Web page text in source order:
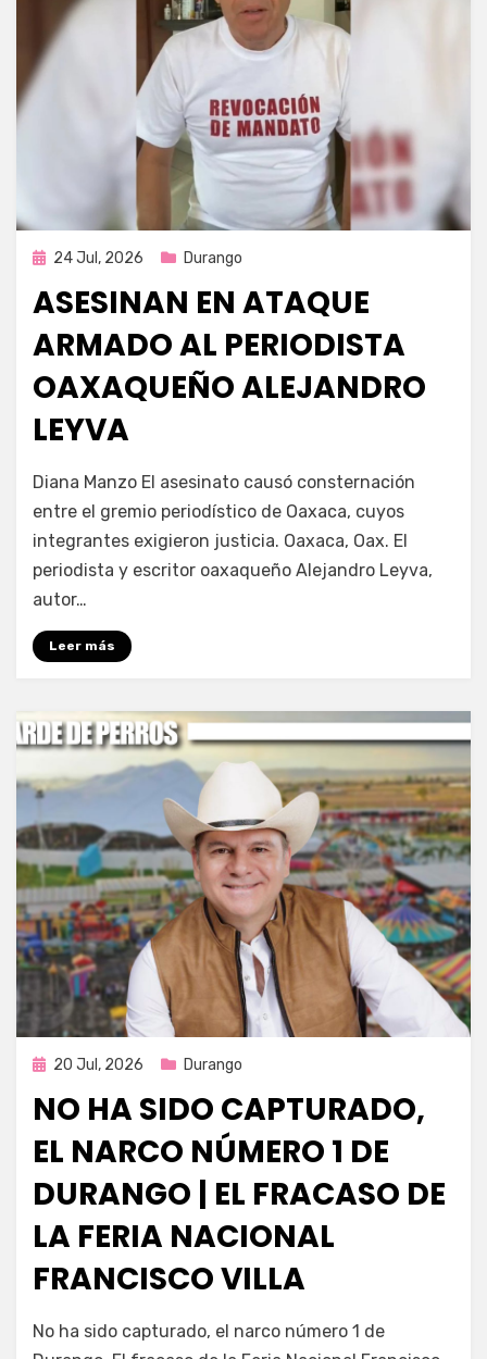
Publicada
24 Jul, 2026 Durango
ASESINAN EN ATAQUE
ARMADO AL PERIODISTA
OAXAQUEÑO ALEJANDRO
LEYVA
Fernando Miranda Servín
Diana Manzo El asesinato causó consternación
entre el gremio periodístico de Oaxaca, cuyos
integrantes exigieron justicia. Oaxaca, Oax. El
periodista y escritor oaxaqueño Alejandro Leyva,
autor…
Leer más
Publicada
20 Jul, 2026 Durango
NO HA SIDO CAPTURADO,
EL NARCO NÚMERO 1 DE
DURANGO | EL FRACASO DE
LA FERIA NACIONAL
FRANCISCO VILLA
por Fernando Miranda Servín
No ha sido capturado, el narco número 1 de